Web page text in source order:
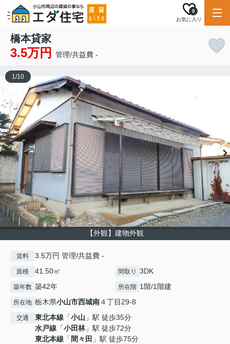
お気に入り
0
橋本貸家
3.5万円 管理/共益費 -
【外観】建物外観
1/10
賃料 3.5万円 管理/共益費 -
面積 41.50㎡ 間取り 3DK
築年数 築42年 所在階 1階/1階建
所在地 栃木県小山市西城南４丁目29-8
交通 東北本線 「小山 」駅 徒歩35分
水戸線 「小田林」駅 徒歩72分
東北本線 「 間々田 」駅 徒歩75分